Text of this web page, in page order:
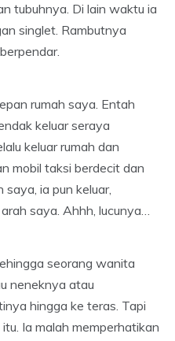
tubuhnya. Di lain waktu ia
singlet. Rambutnya
rumah saya. Entah
keluar seraya
keluar rumah dan
mobil taksi berdecit dan
ia pun keluar,
saya. Ahhh, lucunya…
seorang wanita
neneknya atau
hingga ke teras. Tapi
Ia malah memperhatikan